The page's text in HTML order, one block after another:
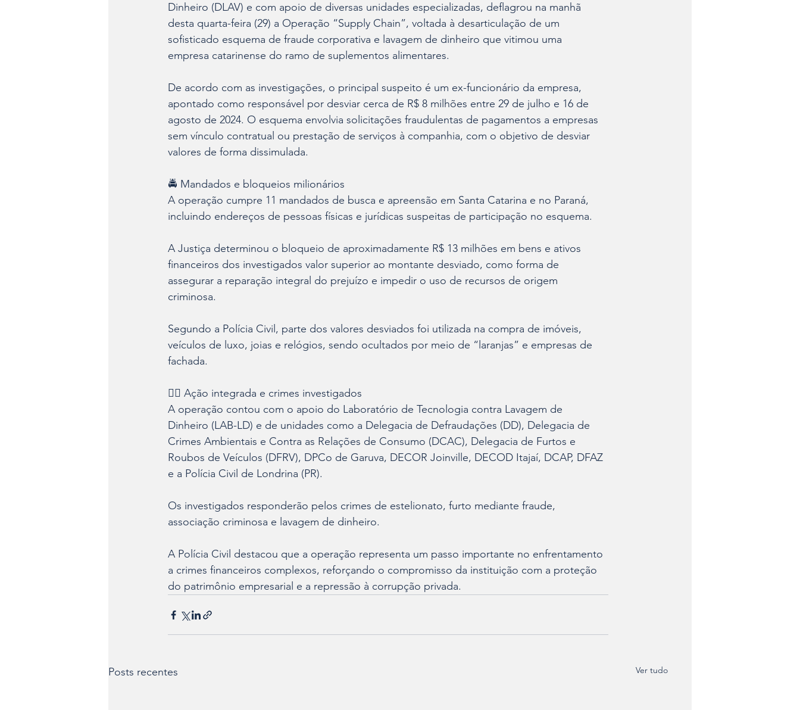
Dinheiro (DLAV) e com apoio de diversas unidades especializadas, deflagrou na manhã
desta quarta-feira (29) a Operação “Supply Chain”, voltada à desarticulação de um
sofisticado esquema de fraude corporativa e lavagem de dinheiro que vitimou uma
empresa catarinense do ramo de suplementos alimentares.
De acordo com as investigações, o principal suspeito é um ex-funcionário da empresa,
apontado como responsável por desviar cerca de R$ 8 milhões entre 29 de julho e 16 de
agosto de 2024. O esquema envolvia solicitações fraudulentas de pagamentos a empresas
sem vínculo contratual ou prestação de serviços à companhia, com o objetivo de desviar
valores de forma dissimulada.
🚔 Mandados e bloqueios milionários
A operação cumpre 11 mandados de busca e apreensão em Santa Catarina e no Paraná,
incluindo endereços de pessoas físicas e jurídicas suspeitas de participação no esquema.
A Justiça determinou o bloqueio de aproximadamente R$ 13 milhões em bens e ativos
financeiros dos investigados valor superior ao montante desviado, como forma de
assegurar a reparação integral do prejuízo e impedir o uso de recursos de origem
criminosa.
Segundo a Polícia Civil, parte dos valores desviados foi utilizada na compra de imóveis,
veículos de luxo, joias e relógios, sendo ocultados por meio de “laranjas” e empresas de
fachada.
👮‍♀️ Ação integrada e crimes investigados
A operação contou com o apoio do Laboratório de Tecnologia contra Lavagem de
Dinheiro (LAB-LD) e de unidades como a Delegacia de Defraudações (DD), Delegacia de
Crimes Ambientais e Contra as Relações de Consumo (DCAC), Delegacia de Furtos e
Roubos de Veículos (DFRV), DPCo de Garuva, DECOR Joinville, DECOD Itajaí, DCAP, DFAZ
e a Polícia Civil de Londrina (PR).
Os investigados responderão pelos crimes de estelionato, furto mediante fraude,
associação criminosa e lavagem de dinheiro.
A Polícia Civil destacou que a operação representa um passo importante no enfrentamento
a crimes financeiros complexos, reforçando o compromisso da instituição com a proteção
do patrimônio empresarial e a repressão à corrupção privada.
Posts recentes Ver tudo